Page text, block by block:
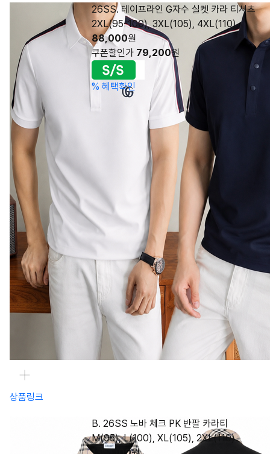
26SS. 테이프라인 G자수 실켓 카라 티셔츠
2XL(95-100), 3XL(105), 4XL(110)
88,000원
쿠폰할인가 79,200원
% 혜택확인
상품링크
B. 26SS 노바 체크 PK 반팔 카라티
M(95), L(100), XL(105), 2XL(110)